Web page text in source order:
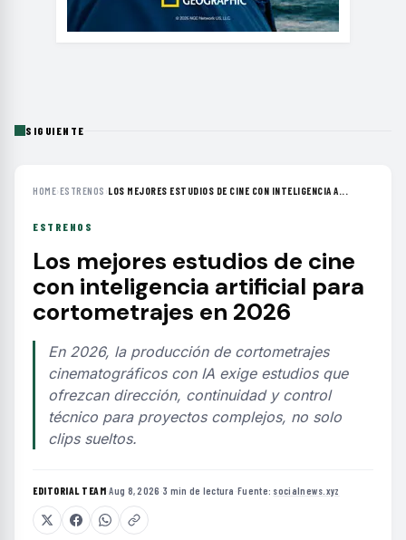
SIGUIENTE
HOME›ESTRENOS ›LOS MEJORES ESTUDIOS DE CINE CON INTELIGENCIA A...
ESTRENOS
Los mejores estudios de cine
con inteligencia artificial para
cortometrajes en 2026
En 2026, la producción de cortometrajes
cinematográficos con IA exige estudios que
ofrezcan dirección, continuidad y control
técnico para proyectos complejos, no solo
clips sueltos.
EDITORIAL TEAM·Aug 8, 2026 ·3 min de lectura ·Fuente: socialnews.xyz